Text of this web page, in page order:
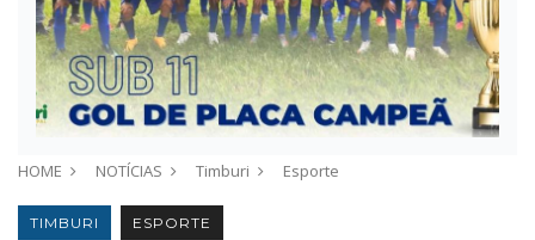
HOME NOTÍCIAS Timburi Esporte
TIMBURI ESPORTE